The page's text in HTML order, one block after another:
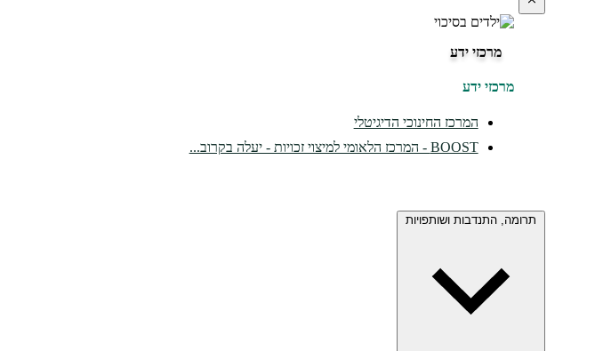
מרכזי ידע
מרכזי ידע
המרכז החינוכי הדיגיטלי
BOOST - המרכז הלאומי למיצוי זכויות - יעלה בקרוב...
תרומה, התנדבות ושותפויות